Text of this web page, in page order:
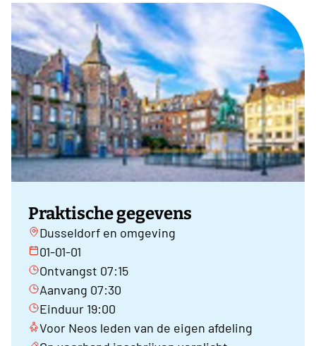
Praktische gegevens
Dusseldorf en omgeving
01-01-01
Ontvangst 07:15
Aanvang 07:30
Einduur 19:00
Voor Neos leden van de eigen afdeling